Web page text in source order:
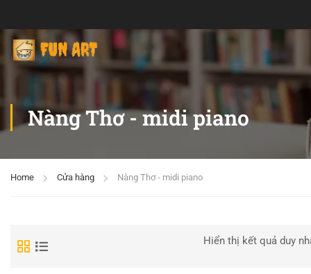
Nàng Thơ - midi piano
Home Cửa hàng Nàng Thơ - midi piano
Hiển thị kết quả duy